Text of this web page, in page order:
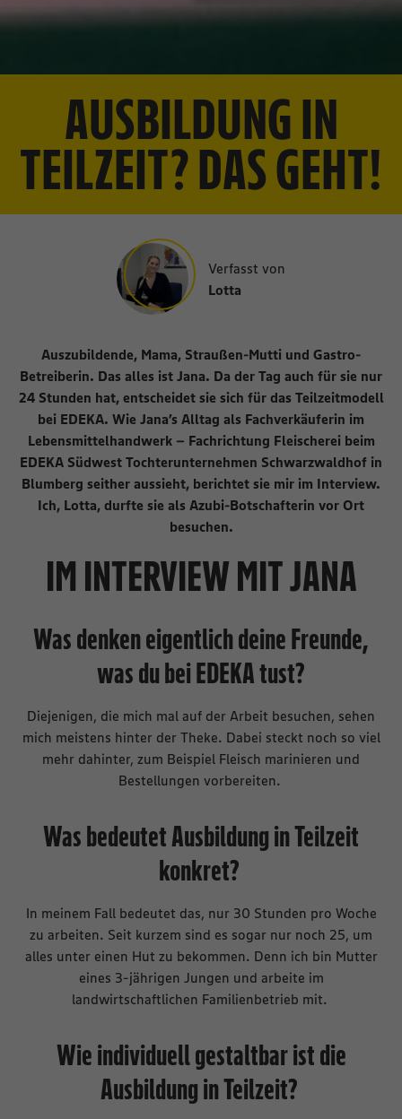
AUSBILDUNG IN
TEILZEIT? DAS GEHT!
Verfasst von
Lotta
Auszubildende, Mama, Straußen-Mutti und Gastro-
Betreiberin. Das alles ist Jana. Da der Tag auch für sie nur
24 Stunden hat, entscheidet sie sich für das Teilzeitmodell
bei EDEKA. Wie Jana’s Alltag als Fachverkäuferin im
Lebensmittelhandwerk – Fachrichtung Fleischerei beim
EDEKA Südwest Tochterunternehmen Schwarzwaldhof in
Blumberg seither aussieht, berichtet sie mir im Interview.
Ich, Lotta, durfte sie als Azubi-Botschafterin vor Ort
besuchen.
IM INTERVIEW MIT JANA
Was denken eigentlich deine Freunde,
was du bei EDEKA tust?
Diejenigen, die mich mal auf der Arbeit besuchen, sehen
mich meistens hinter der Theke. Dabei steckt noch so viel
mehr dahinter, zum Beispiel Fleisch marinieren und
Bestellungen vorbereiten.
Was bedeutet Ausbildung in Teilzeit
konkret?
In meinem Fall bedeutet das, nur 30 Stunden pro Woche
zu arbeiten. Seit kurzem sind es sogar nur noch 25, um
alles unter einen Hut zu bekommen. Denn ich bin Mutter
eines 3-jährigen Jungen und arbeite im
landwirtschaftlichen Familienbetrieb mit.
Wie individuell gestaltbar ist die
Ausbildung in Teilzeit?